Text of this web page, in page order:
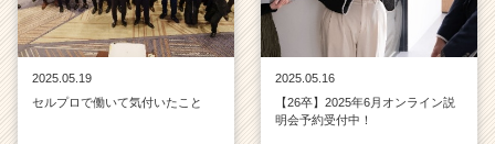
2025.05.19
セルプロで働いて気付いたこと
2025.05.16
【26卒】2025年6月オンライン説
明会予約受付中！